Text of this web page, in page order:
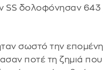
SS δολοφόνησαν 643
σωστό την
ποτέ τη ζημιά